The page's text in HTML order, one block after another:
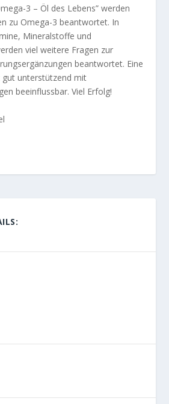
3 – Öl des Lebens” werden
zu Omega-3 beantwortet. In
Mineralstoffe und
viel weitere Fragen zur
beantwortet. Eine
unterstützend mit
beeinflussbar. Viel Erfolg!